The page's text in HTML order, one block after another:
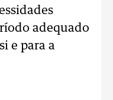
adequado
e para a